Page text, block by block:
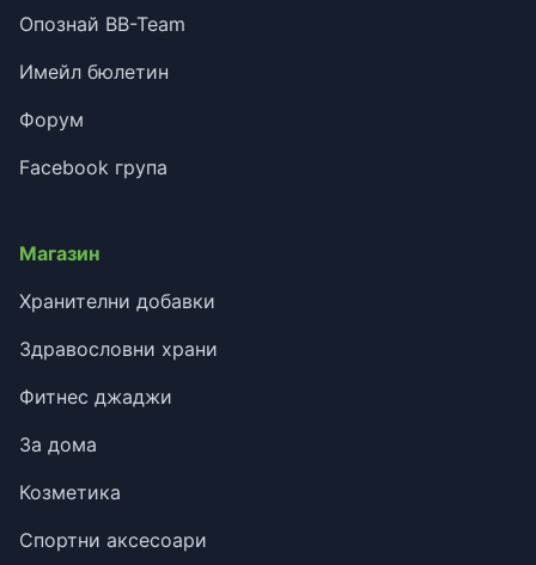
Опознай BB-Team
Имейл бюлетин
Форум
Facebook група
Магазин
Хранителни добавки
Здравословни храни
Фитнес джаджи
За дома
Козметика
Спортни аксесоари